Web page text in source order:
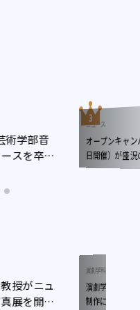
術学部音
スを卒業
ニュース
オープンキャ
日開催）が盛
しました
授がニュ
展を開催
演劇学科
演劇学科生が
制作に参加！